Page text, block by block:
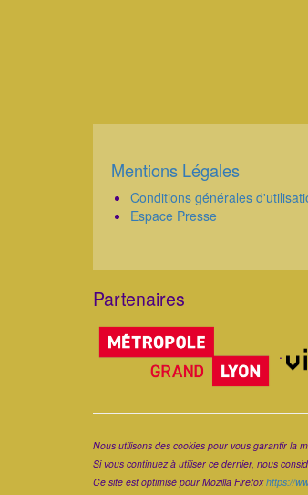
Corps
Mentions Légales
Conditions générales
Espace Presse
Partenaires
Corps
.
Nous utilisons des cookies pour vous garantir la
Si vous continuez à utiliser ce dernier, nous
Ce site est optimisé pour Mozilla Firefoxhttps://